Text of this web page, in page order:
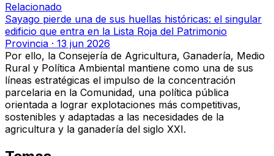
Relacionado
Sayago pierde una de sus huellas históricas: el singular
edificio que entra en la Lista Roja del Patrimonio
Provincia · 13 jun 2026
Por ello, la Consejería de Agricultura, Ganadería, Medio
Rural y Política Ambiental mantiene como una de sus
líneas estratégicas el impulso de la concentración
parcelaria en la Comunidad, una política pública
orientada a lograr explotaciones más competitivas,
sostenibles y adaptadas a las necesidades de la
agricultura y la ganadería del siglo XXI.